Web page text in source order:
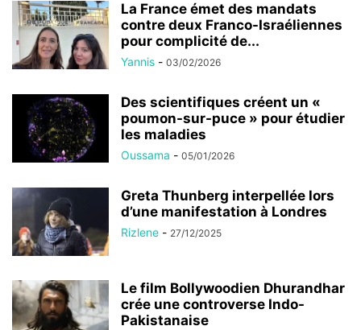
La France émet des mandats
contre deux Franco-Israéliennes
pour complicité de...
Yannis - 03/02/2026
Des scientifiques créent un «
poumon-sur-puce » pour étudier
les maladies
Oussama - 05/01/2026
Greta Thunberg interpellée lors
d’une manifestation à Londres
Rizlene - 27/12/2025
Le film Bollywoodien Dhurandhar
crée une controverse Indo-
Pakistanaise